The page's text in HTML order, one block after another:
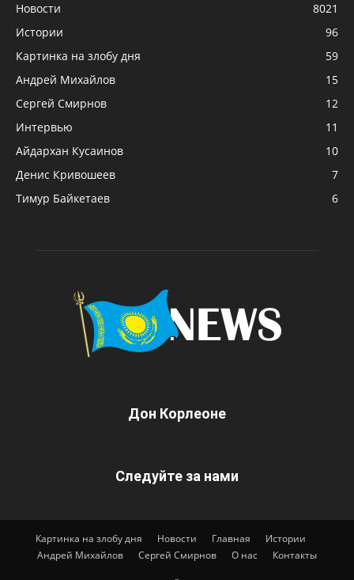
Новости
8021
Истории
96
Картинка на злобу дня
59
Андрей Михайлов
15
Сергей Смирнов
12
Интервью
11
Айдархан Кусаинов
10
Денис Кривошеев
7
Тимур Байкетаев
6
Дон Корлеоне
Следуйте за нами
Картинка на злобу дня Новости Главная
Истории
Андрей Михайлов
Сергей Смирнов О нас Контакты